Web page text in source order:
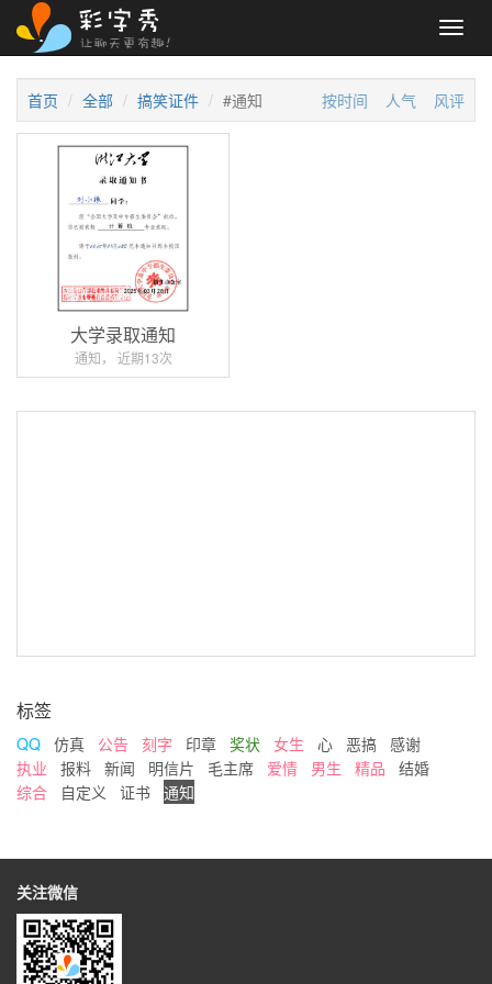
首页 全部 搞笑证件 #通知 按时间 人气 风评
大学录取通知
通知， 近期13次
标签
QQ 仿真 公告 刻字 印章 奖状 女生 心 恶搞 感谢
执业
报料 新闻 明信片 毛主席 爱情 男生 精品
结婚
综合
自定义 证书 通知
关注微信